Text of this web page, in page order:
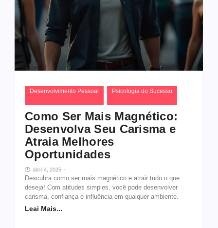
Desenvolvimento Pessoal Psicologia do Sucesso
Como Ser Mais Magnético:
Desenvolva Seu Carisma e
Atraia Melhores
Oportunidades
abril 4, 2025 -
Descubra como ser mais magnético e atrair tudo o que
deseja! Com atitudes simples, você pode desenvolver
carisma, confiança e influência em qualquer ambiente.
Leai Mais...